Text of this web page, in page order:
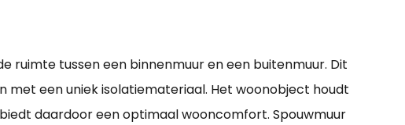
ruimte tussen een binnenmuur en een buitenmuur. Dit
met een uniek isolatiemateriaal. Het woonobject houdt
daardoor een optimaal wooncomfort. Spouwmuur